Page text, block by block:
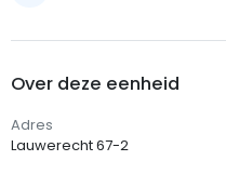
Over deze eenheid
Adres
Lauwerecht 67-2